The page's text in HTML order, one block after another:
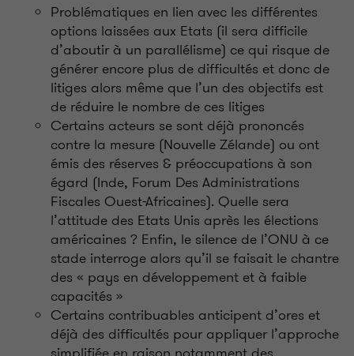
Problématiques en lien avec les différentes
options laissées aux Etats (il sera difficile
d’aboutir à un parallélisme) ce qui risque de
générer encore plus de difficultés et donc de
litiges alors même que l’un des objectifs est
de réduire le nombre de ces litiges
Certains acteurs se sont déjà prononcés
contre la mesure (Nouvelle Zélande) ou ont
émis des réserves & préoccupations à son
égard (Inde, Forum Des Administrations
Fiscales Ouest-Africaines). Quelle sera
l’attitude des Etats Unis après les élections
américaines ? Enfin, le silence de l’ONU à ce
stade interroge alors qu’il se faisait le chantre
des « pays en développement et à faible
capacités »
Certains contribuables anticipent d’ores et
déjà des difficultés pour appliquer l’approche